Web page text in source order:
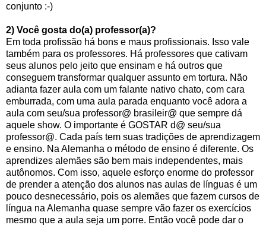
conjunto :-)
2) Você gosta do(a) professor(a)?
Em toda profissão há bons e maus profissionais. Isso vale
também para os professores. Há professores que cativam
seus alunos pelo jeito que ensinam e há outros que
conseguem transformar qualquer assunto em tortura. Não
adianta fazer aula com um falante nativo chato, com cara
emburrada, com uma aula parada enquanto você adora a
aula com seu/sua professor@ brasileir@ que sempre dá
aquele show. O importante é GOSTAR d@ seu/sua
professor@. Cada país tem suas tradições de aprendizagem
e ensino. Na Alemanha o método de ensino é diferente. Os
aprendizes alemães são bem mais independentes, mais
autônomos. Com isso, aquele esforço enorme do professor
de prender a atenção dos alunos nas aulas de línguas é um
pouco desnecessário, pois os alemães que fazem cursos de
língua na Alemanha quase sempre vão fazer os exercícios
mesmo que a aula seja um porre. Então você pode dar o